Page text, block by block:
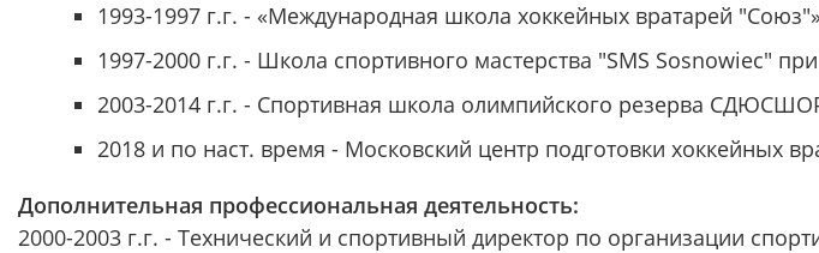
1993-1997 г.г. - «Международная школа хоккейных вратарей
1997-2000 г.г. - Школа спортивного мастерства "SMS Sosnowiec"
2003-2014 г.г. - Спортивная школа олимпийского резерва
2018 и по наст. время - Московский центр подготовки хоккейных
Дополнительная профессиональная деятельность:
2000-2003 г.г. - Технический и спортивный директор по организации